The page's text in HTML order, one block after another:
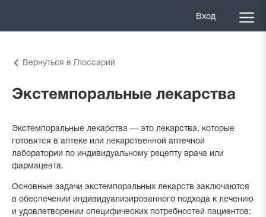
Вход
Вернуться в Глоссарий
Экстемпоральные лекарства
Экстемпоральные лекарства — это лекарства, которые
готовятся в аптеке или лекарственной аптечной
лаборатории по индивидуальному рецепту врача или
фармацевта.
Основные задачи экстемпоральных лекарств заключаются
в обеспечении индивидуализированного подхода к лечению
и удовлетворении специфических потребностей пациентов: